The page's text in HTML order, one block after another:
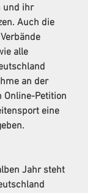
und ihr
Auch die
alle
an der
Online-Petition
eine
Jahr steht